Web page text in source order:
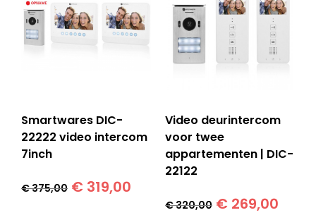
Smartwares DIC-
22222 video intercom
7inch
€375,00 Oorspronkelijke
€ 319,00
Video deurintercom
voor twee
appartementen | DIC-
22122
€320,00 € 269,00